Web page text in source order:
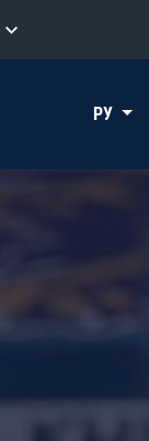
РУ